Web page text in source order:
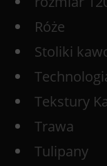
Róże
Stoliki
Tekstury
Trawa
Tulipany